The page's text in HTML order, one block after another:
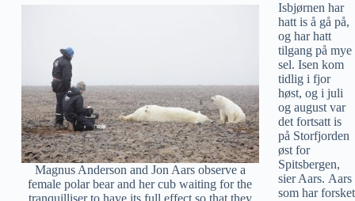
Magnus Anderson and Jon Aars observe a
female polar bear and her cub waiting for the
tranquilliser to have its full effect so that they
Isbjørnen har
hatt is å gå på,
og har hatt
tilgang på mye
sel. Isen kom
tidlig i fjor
høst, og i juli
og august var
det fortsatt is
på Storfjorden
øst for
Spitsbergen,
sier Aars. Aars
som har forsket